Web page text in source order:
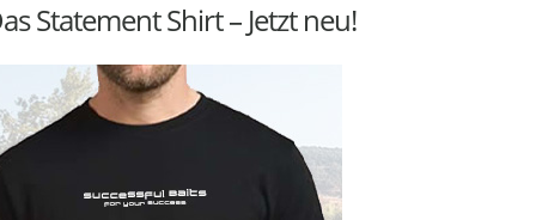
Statement Shirt – Jetzt neu!